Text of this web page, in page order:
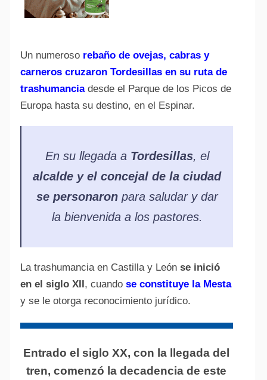
Un numeroso rebaño de ovejas, cabras y
carneros cruzaron Tordesillas en su ruta de
trashumanciadesde el Parque de los Picos de
Europa hasta su destino, en el Espinar.
En su llegada a Tordesillas, el
alcalde y el concejal de la ciudad
se personaronpara saludar y dar
la bienvenida a los pastores.
La trashumancia en Castilla y Leónse inició
en el siglo XII , cuando se constituye la Mesta
y se le otorga reconocimiento jurídico.
Entrado el siglo XX, con la llegada del
tren, comenzó la decadencia de este